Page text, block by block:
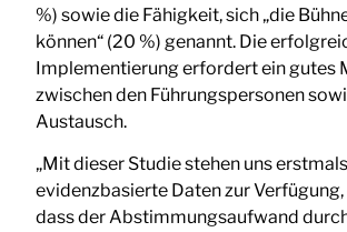
%) sowie die Fähigkeit, sich „die
können“ (20 %) genannt. Die
Implementierung erfordert ein gutes
zwischen den Führungspersonen
Austausch.
„Mit dieser Studie stehen uns erstmals
evidenzbasierte Daten zur Verfügung,
dass der Abstimmungsaufwand